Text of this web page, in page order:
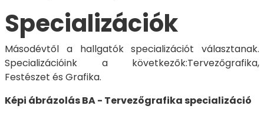
Specializációk
Másodévtől a hallgatók specializációt választanak.
Specializációink a következők:Tervezőgrafika,
Festészet és Grafika.
Képi ábrázolás BA - Tervezőgrafika specializáció